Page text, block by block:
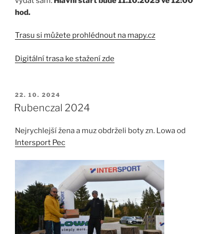
hod.
Trasu si můžete prohlédnout na mapy.cz
Digitální trasa ke stažení zde
PUBLIKOVÁNO
22. 10. 2024
Rubenczal 2024
Nejrychlejší žena a muz obdrželi boty zn. Lowa od
Intersport Pec